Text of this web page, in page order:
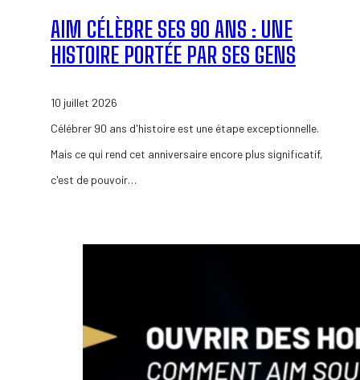
AIM CÉLÈBRE SES 90 ANS : UNE
HISTOIRE PORTÉE PAR SES GENS
10 juillet 2026
Célébrer 90 ans d'histoire est une étape exceptionnelle.
Mais ce qui rend cet anniversaire encore plus significatif,
c'est de pouvoir…